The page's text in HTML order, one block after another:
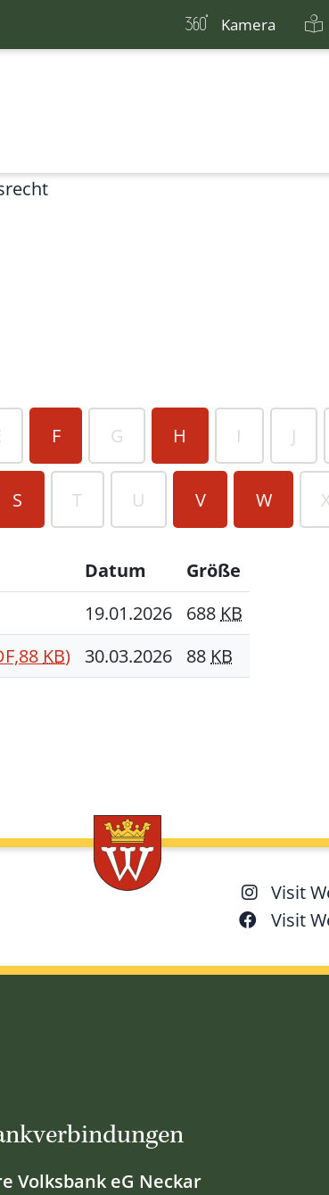
Kamera
F G H I J
S T U V W
Datum
Größe
19.01.2026 688 KB
KB) 30.03.2026 88 KB
Visit
Visit
Volksbank eG Neckar